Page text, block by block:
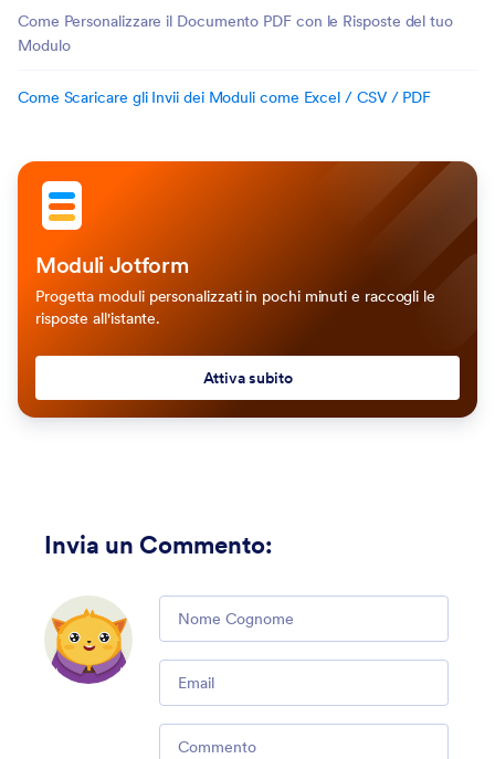
Come Personalizzare il Documento PDF con le Risposte del tuo
Modulo
Come Scaricare gli Invii dei Moduli come Excel / CSV / PDF
Moduli Jotform
Progetta moduli personalizzati in pochi minuti e raccogli le
risposte all'istante.
Attiva subito
Invia un Commento:
Comment
Email
Comment